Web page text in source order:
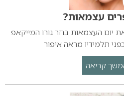
עצמאות?
יום העצמאות בחר גורו המייקאפ
תלמידיו מראה איפור
קריאה